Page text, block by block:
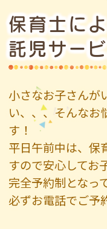
保育士に
託児サー
小さなお子さんが
い、、、そんなお
す！
平日午前中は、保
すので安心してお
完全予約制となっ
必ずお電話でご予